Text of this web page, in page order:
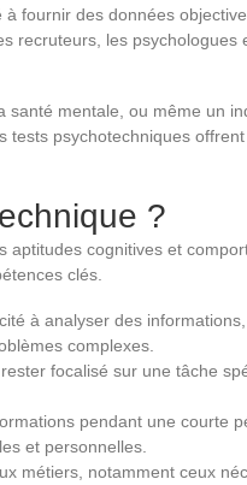
fournir des données
recruteurs, les psychologues
santé mentale, ou même un
tests psychotechniques
?
aptitudes cognitives et
clés.
à analyser des
complexes.
focalisé sur une tâche
pendant une courte
et personnelles.
métiers, notamment ceux